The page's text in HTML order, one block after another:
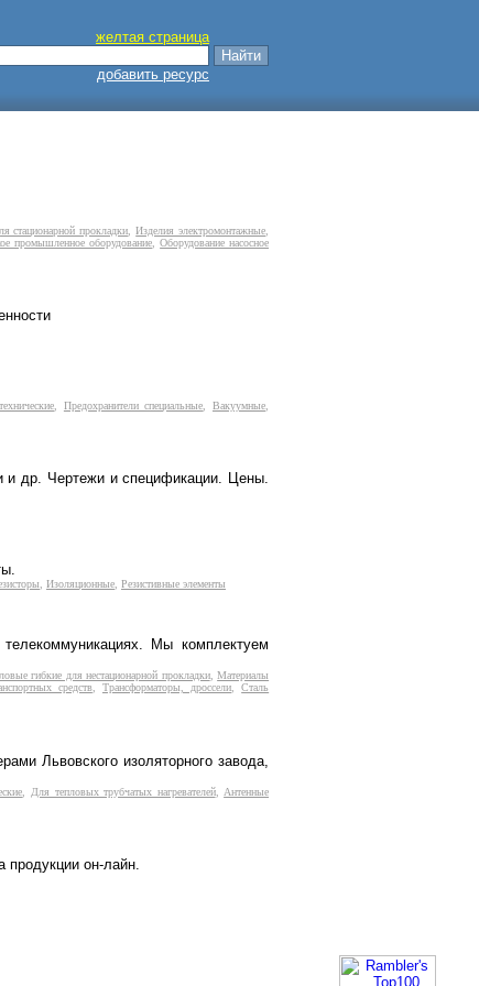
желтая страница
добавить ресурс
стационарной прокладки,Изделия электромонтажные,
промышленное оборудование,Оборудование насосное
Предохранители специальные Вакуумные
и др. Чертежи и спецификации. Цены.
Изоляционные Резистивные элементы
Мы комплектуем
гибкие для нестационарной прокладки,Материалы
средств, Трансформаторы, дроссели,Сталь
Львовского изоляторного завода,
Для тепловых трубчатых нагревателей, Антенные
продукции он-лайн.